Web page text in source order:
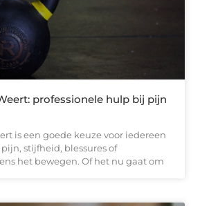
professionele hulp bij pijn
is een goede keuze voor iedereen
stijfheid, blessures of
het bewegen. Of het nu gaat om